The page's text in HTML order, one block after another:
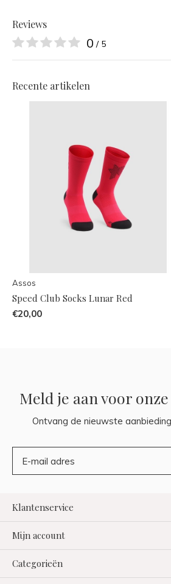
Reviews
0 / 5
Recente artikelen
Assos
Speed Club Socks Lunar Red
€20,00
Meld je aan voor
Ontvang de nieuwste
Klantenservice
Mijn account
Categorieën